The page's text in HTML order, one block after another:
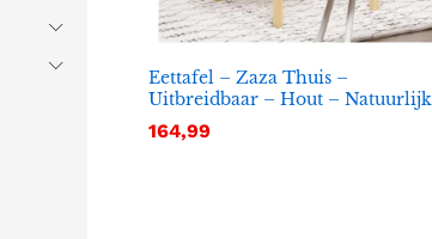
Eettafel – Zaza Thuis –
Uitbreidbaar – Hout – Natuurlijk
164,99
164,99